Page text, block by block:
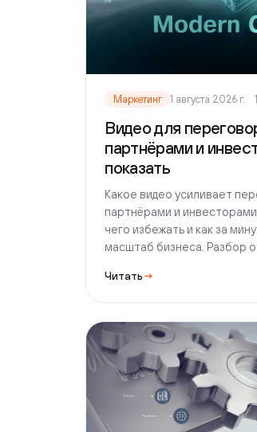
Видео для
партнёрами и
чего избежать и как за
масштаб бизнеса. Разбор от
Читать→
Маркетинг 1 августа 2026 г. 16
Где разместить
чтобы его смотрели